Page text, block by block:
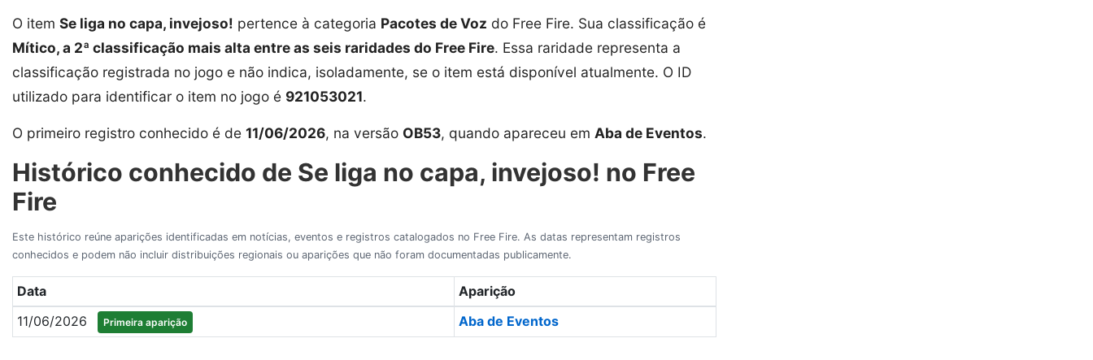
O item Se liga no capa, invejoso! pertence à categoria Pacotes de Voz do Free Fire. Sua classificação é
Mítico, a 2ª classificação mais alta entre as seis raridades do Free Fire. Essa raridade representa a
classificação registrada no jogo e não indica, isoladamente, se o item está disponível atualmente. O ID
utilizado para identificar o item no jogo é 921053021.
O primeiro registro conhecido é de 11/06/2026, na versão OB53, quando apareceu em Aba de Eventos.
Histórico conhecido de Se liga no capa, invejoso! no Free
Fire
Este histórico reúne aparições identificadas em notícias, eventos e registros catalogados no Free Fire. As datas representam registros
conhecidos e podem não incluir distribuições regionais ou aparições que não foram documentadas publicamente.
Data
Aparição
11/06/2026
Primeira aparição Aba de Eventos